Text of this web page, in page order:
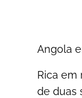
Angola
Rica em
de duas